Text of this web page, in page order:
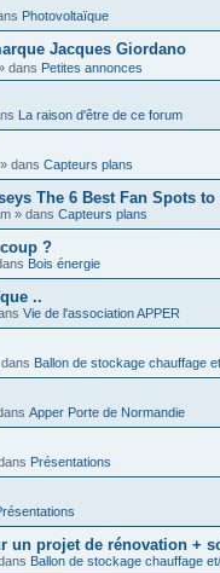
Photovoltaïque
Jacques Giordano
dans Petites annonces
La raison d'être de ce forum
» dans Capteurs plans
The 6 Best Fan Spots
» dans Capteurs plans
?
Bois énergie
..
Vie de l'association APPER
Ballon de stockage chauffage
Apper Porte de Normandie
Présentations
un projet de rénovation +
Ballon de stockage chauffage